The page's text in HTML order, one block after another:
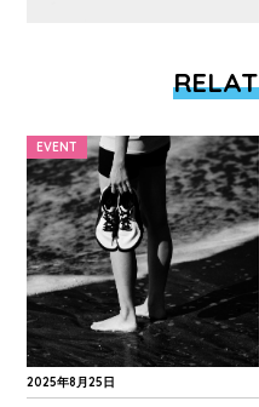
2025年8月25日
EVENT